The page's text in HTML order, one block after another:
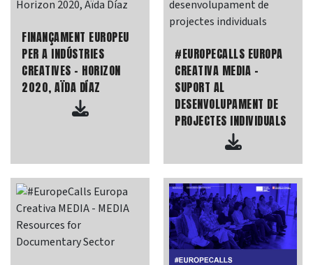
FINANÇAMENT EUROPEU
PER A INDÚSTRIES
CREATIVES – HORIZON
2020, AÏDA DÍAZ
#EUROPECALLS EUROPA
CREATIVA MEDIA -
SUPORT AL
DESENVOLUPAMENT DE
PROJECTES INDIVIDUALS